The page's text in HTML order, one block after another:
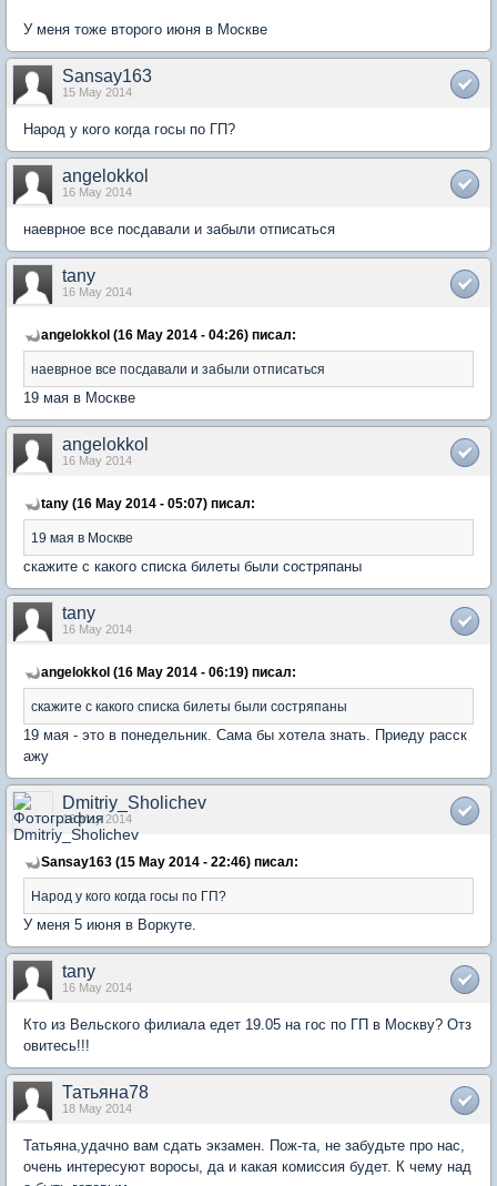
У меня тоже второго июня в Москве
Sansay163
15 May 2014
Народ у кого когда госы по ГП?
angelokkol
16 May 2014
наеврное все посдавали и забыли отписаться
tany
16 May 2014
angelokkol (16 May 2014 - 04:26) писал:
наеврное все посдавали и забыли отписаться
19 мая в Москве
angelokkol
16 May 2014
tany (16 May 2014 - 05:07) писал:
19 мая в Москве
скажите с какого списка билеты были состряпаны
tany
16 May 2014
angelokkol (16 May 2014 - 06:19) писал:
скажите с какого списка билеты были состряпаны
19 мая - это в понедельник. Сама бы хотела знать. Приеду расск
ажу
Dmitriy_Sholichev
16 May 2014
Sansay163 (15 May 2014 - 22:46) писал:
Народ у кого когда госы по ГП?
У меня 5 июня в Воркуте.
tany
16 May 2014
Кто из Вельского филиала едет 19.05 на гос по ГП в Москву? Отз
овитесь!!!
Татьяна78
18 May 2014
Татьяна,удачно вам сдать экзамен. Пож-та, не забудьте про нас,
очень интересуют воросы, да и какая комиссия будет. К чему над